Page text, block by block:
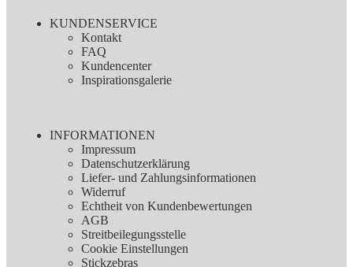
KUNDENSERVICE
Kontakt
FAQ
Kundencenter
Inspirationsgalerie
INFORMATIONEN
Impressum
Datenschutzerklärung
Liefer- und Zahlungsinformationen
Widerruf
Echtheit von Kundenbewertungen
AGB
Streitbeilegungsstelle
Cookie Einstellungen
Stickzebras